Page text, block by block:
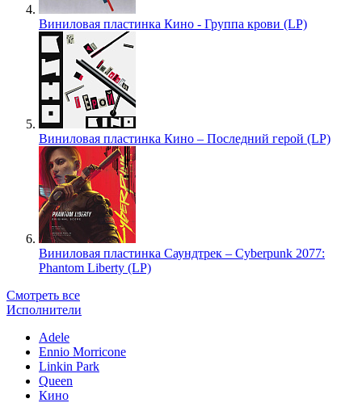
Виниловая пластинка Кино - Группа крови (LP)
Виниловая пластинка Кино – Последний герой (LP)
Виниловая пластинка Саундтрек – Cyberpunk 2077:
Phantom Liberty (LP)
Смотреть все
Исполнители
Adele
Ennio Morricone
Linkin Park
Queen
Кино